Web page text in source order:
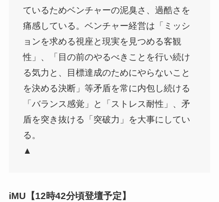
ているためベンチャーの泥臭さ、過酷さを
痛感している。ベンチャー経営は「ミッシ
ョンを求める視座と現実を見つめる客観
性」、「目の前のやるべきことを行い続け
る気力と、目標達成のためにやらないこと
を決める決断」等矛盾を常に内包し続ける
「バランス感覚」と「ストレス耐性」、矛
盾を突き抜ける「突破力」を大事にしてい
る。
▲
iMU【12時42分頃登壇予定】